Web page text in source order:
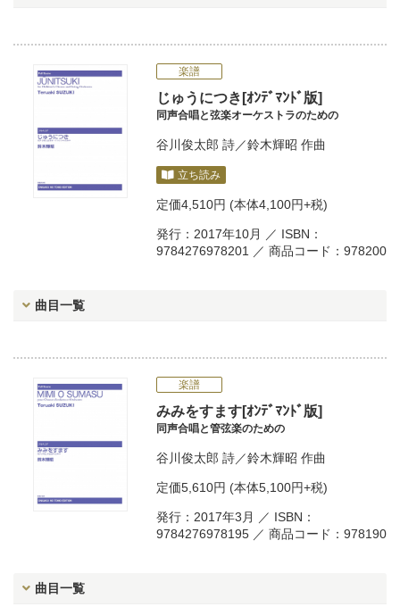
楽譜
じゅうにつき[ｵﾝﾃﾞﾏﾝﾄﾞ版]
同声合唱と弦楽オーケストラのための
谷川俊太郎 詩／鈴木輝昭 作曲
立ち読み
定価4,510円 (本体4,100円+税)
発行：2017年10月 ／ ISBN：
9784276978201 ／ 商品コード：978200
曲目一覧
楽譜
みみをすます[ｵﾝﾃﾞﾏﾝﾄﾞ版]
同声合唱と管弦楽のための
谷川俊太郎 詩／鈴木輝昭 作曲
定価5,610円 (本体5,100円+税)
発行：2017年3月 ／ ISBN：
9784276978195 ／ 商品コード：978190
曲目一覧